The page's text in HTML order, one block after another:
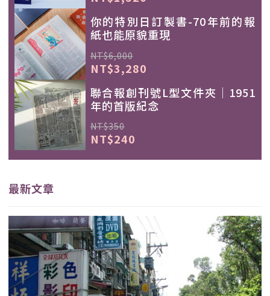
你的特別日訂製書-70年前的報
紙也能原貌重現
NT$6,000
NT$3,280
聯合報創刊號L型文件夾｜1951
年的首版紀念
NT$350
NT$240
最新文章